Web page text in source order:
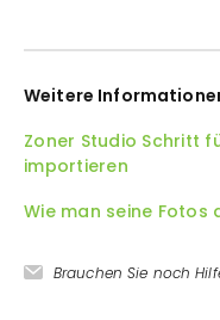
Weitere
Zoner Studio Schritt
importieren
Wie man seine
Brauchen Sie noch